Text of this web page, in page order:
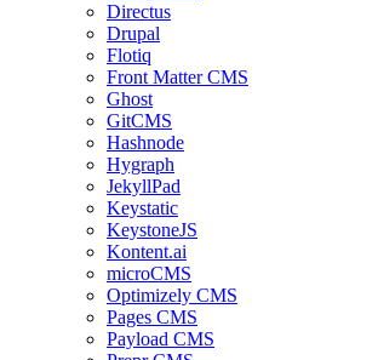
Directus
Drupal
Flotiq
Front Matter CMS
Ghost
GitCMS
Hashnode
Hygraph
JekyllPad
Keystatic
KeystoneJS
Kontent.ai
microCMS
Optimizely CMS
Pages CMS
Payload CMS